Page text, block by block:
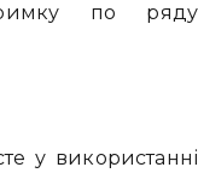
по ряду
у використанні